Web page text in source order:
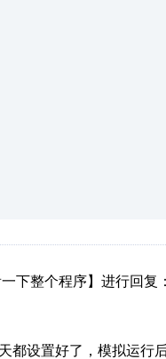
整个程序】进行回复：
设置好了，模拟运行